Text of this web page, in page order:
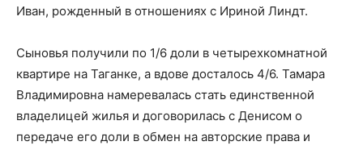
Иван, рожденный в отношениях с Ириной Линдт.
Сыновья получили по 1/6 доли в четырехкомнатной
квартире на Таганке, а вдове досталось 4/6. Тамара
Владимировна намеревалась стать единственной
владелицей жилья и договорилась с Денисом о
передаче его доли в обмен на авторские права и